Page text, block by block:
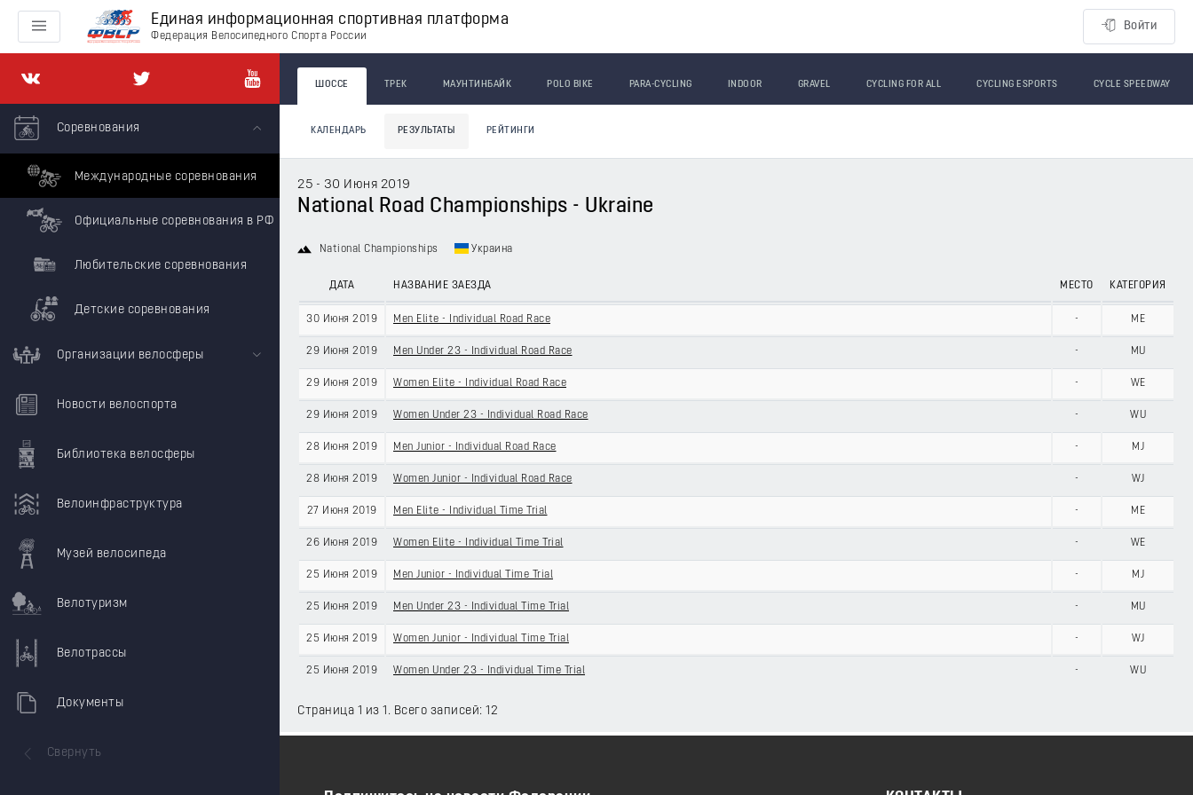
Единая информационная спортивная платформа
Федерация Велосипедного Спорта России
Войти
Соревнования
Международные соревнования
Официальные соревнования в РФ
Любительские соревнования
Детские соревнования
Организации велосферы
Новости велоспорта
Библиотека велосферы
Велоинфраструктура
Музей велосипеда
Велотуризм
Велотрассы
Документы
Свернуть
ШОССЕ ТРЕК МАУНТИНБАЙК POLO BIKE PARA-CYCLING INDOOR GRAVEL CYCLING FOR ALL CYCLING ESPORTS CYCLE SPEEDWAY
КАЛЕНДАРЬ РЕЗУЛЬТАТЫ РЕЙТИНГИ
25 - 30 Июня 2019
National Road Championships - Ukraine
National Championships Украина
ДАТА НАЗВАНИЕ ЗАЕЗДА МЕСТО КАТЕГОРИЯ
30 Июня 2019 Men Elite - Individual Road Race - ME
29 Июня 2019 Men Under 23 - Individual Road Race - MU
29 Июня 2019 Women Elite - Individual Road Race - WE
29 Июня 2019 Women Under 23 - Individual Road Race - WU
28 Июня 2019 Men Junior - Individual Road Race - MJ
28 Июня 2019 Women Junior - Individual Road Race - WJ
27 Июня 2019 Men Elite - Individual Time Trial - ME
26 Июня 2019 Women Elite - Individual Time Trial - WE
25 Июня 2019 Men Junior - Individual Time Trial - MJ
25 Июня 2019 Men Under 23 - Individual Time Trial - MU
25 Июня 2019 Women Junior - Individual Time Trial - WJ
25 Июня 2019 Women Under 23 - Individual Time Trial - WU
Страница 1 из 1. Всего записей: 12